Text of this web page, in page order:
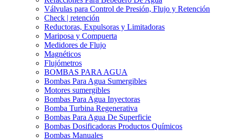
Válvulas para Control de Presión, Flujo y Retención
Check | retención
Reductoras, Expulsoras y Limitadoras
Mariposa y Compuerta
Medidores de Flujo
Magnéticos
Flujómetros
BOMBAS PARA AGUA
Bombas Para Agua Sumergibles
Motores sumergibles
Bombas Para Agua Inyectoras
Bomba Turbina Regenerativa
Bombas Para Agua De Superficie
Bombas Dosificadoras Productos Químicos
Bombas Manuales